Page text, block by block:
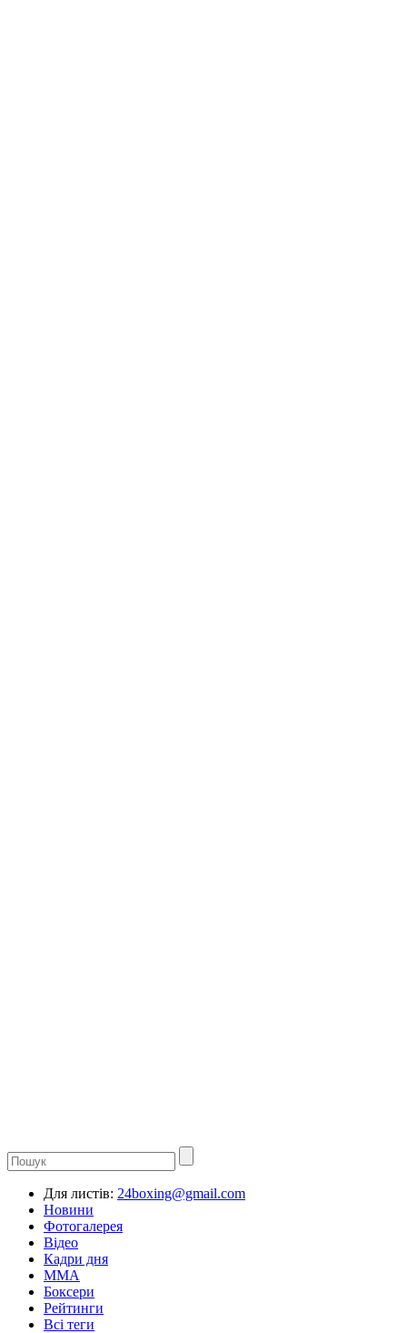
Для листів: 24boxing@gmail.com
Новини
Фотогалерея
Відео
Кадри дня
ММА
Боксери
Рейтинги
Всі теги